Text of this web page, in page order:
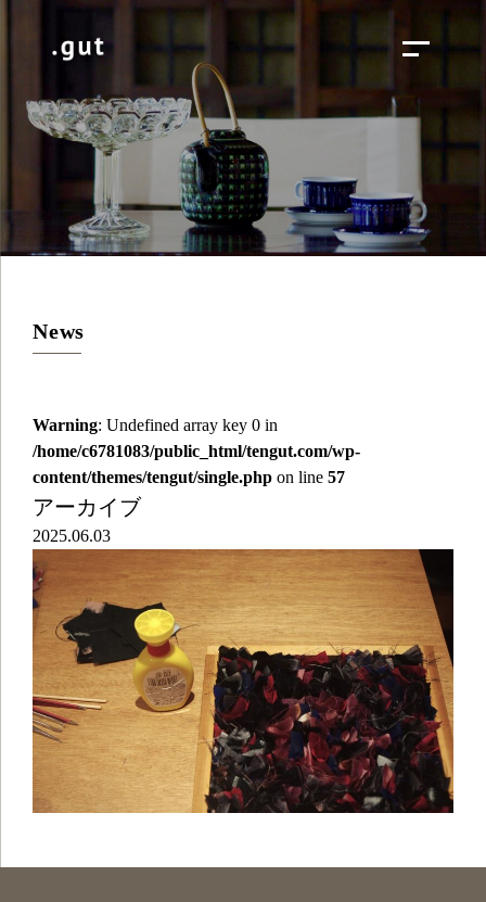
News
Warning: Undefined array key 0 in
/home/c6781083/public_html/tengut.com/wp-
content/themes/tengut/single.php on line 57
アーカイブ
2025.06.03